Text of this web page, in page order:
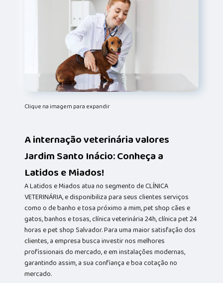
Clique na imagem para expandir
A internação veterinária valores
Jardim Santo Inácio: Conheça a
Latidos e Miados!
A Latidos e Miados atua no segmento de CLÍNICA
VETERINÁRIA, e disponibiliza para seus clientes serviços
como o de banho e tosa próximo a mim, pet shop cães e
gatos, banhos e tosas, clínica veterinária 24h, clínica pet 24
horas e pet shop Salvador. Para uma maior satisfação dos
clientes, a empresa busca investir nos melhores
profissionais do mercado, e em instalações modernas,
garantindo assim, a sua confiança e boa cotação no
mercado.